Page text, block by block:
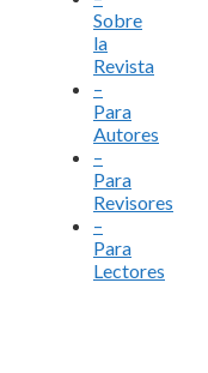
Sobre
la
Revista
–
Para
Autores
–
Para
Revisores
–
Para
Lectores